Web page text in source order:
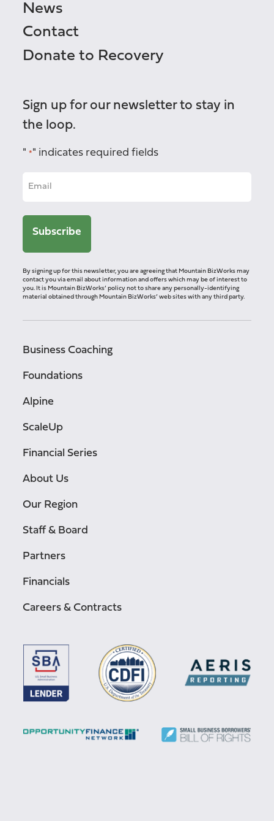
News
Contact
Donate to Recovery
Sign up for our newsletter to stay in
the loop.
" *" indicates required fields
By signing up for this newsletter, you are agreeing that Mountain BizWorks may
contact you via email about information and offers which may be of interest to
you. It is Mountain BizWorks’ policy not to share any personally-identifying
material obtained through Mountain BizWorks’ web sites with any third party.
Business Coaching
Foundations
Alpine
ScaleUp
Financial Series
About Us
Our Region
Staff & Board
Partners
Financials
Careers & Contracts